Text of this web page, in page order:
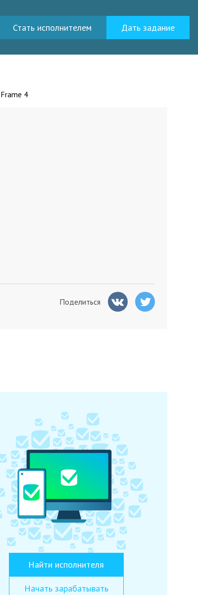
Стать исполнителем Дать задание
Frame 4
Поделиться
Найти исполнителя
Начать зарабатывать